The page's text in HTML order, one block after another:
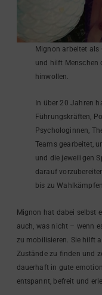
Mignon arbeitet als
und hilft Menschen
hinwollen.
In über 20 Jahren
Führungskräften,
Psychologinnen,
Teams gearbeitet,
und die jeweiligen
darauf
bis zu
Mignon hat dabei selbst
auch, was nicht – wenn
zu mobilisieren. Sie hilft
Zustände zu finden und
dauerhaft in gute
entspannt, befreit und